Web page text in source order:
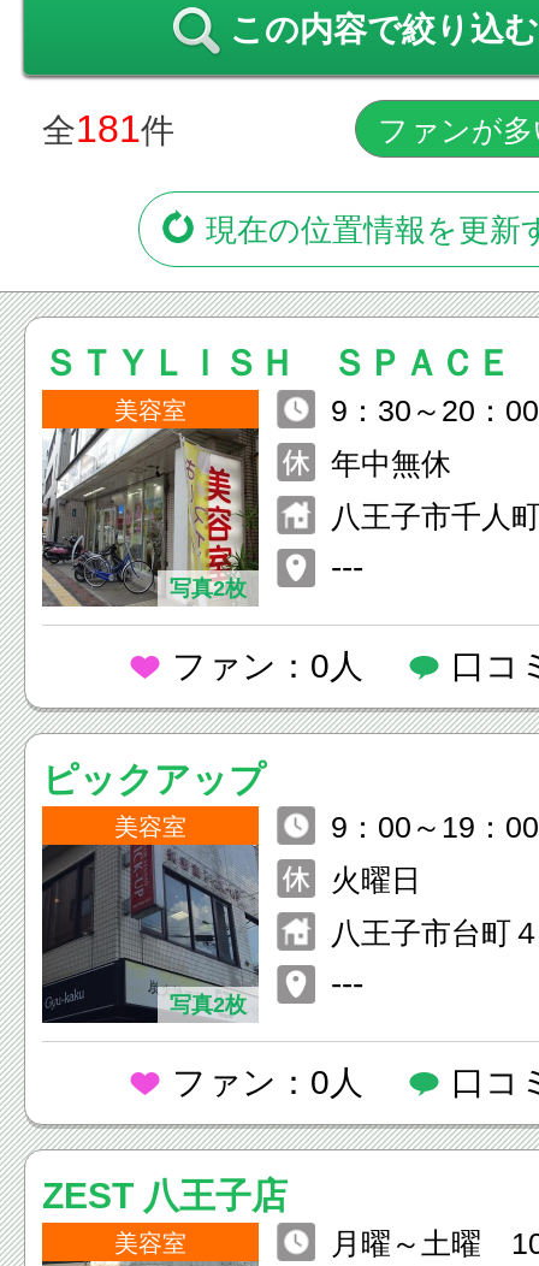
この内容で絞り込む
全181件
現在の位置情報を更新
ＳＴＹＬＩＳＨ ＳＰＡＣＥ
美容室
写真2枚
9：30～20：00
年中無休
八王子市千人
---
ファン：0人 口コ
ピックアップ
美容室
写真2枚
9：00～19：00
火曜日
八王子市台町
---
ファン：0人 口コ
ZEST 八王子店
美容室
月曜～土曜